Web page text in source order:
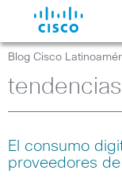
Blog Cisco
tendencias
El consumo
proveedores